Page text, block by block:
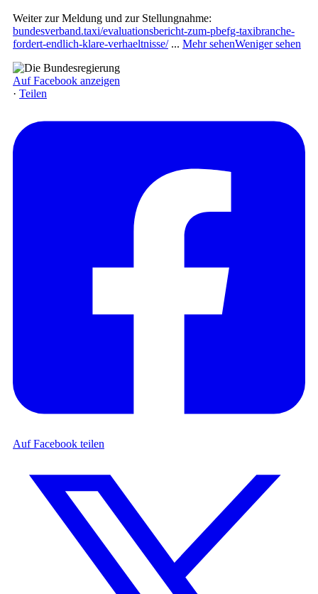
Weiter zur Meldung und zur Stellungnahme:
bundesverband.taxi/evaluationsbericht-zum-pbefg-taxibranche-
fordert-endlich-klare-verhaeltnisse/ ... Mehr sehenWeniger sehen
Auf Facebook anzeigen
· Teilen
Auf Facebook teilen